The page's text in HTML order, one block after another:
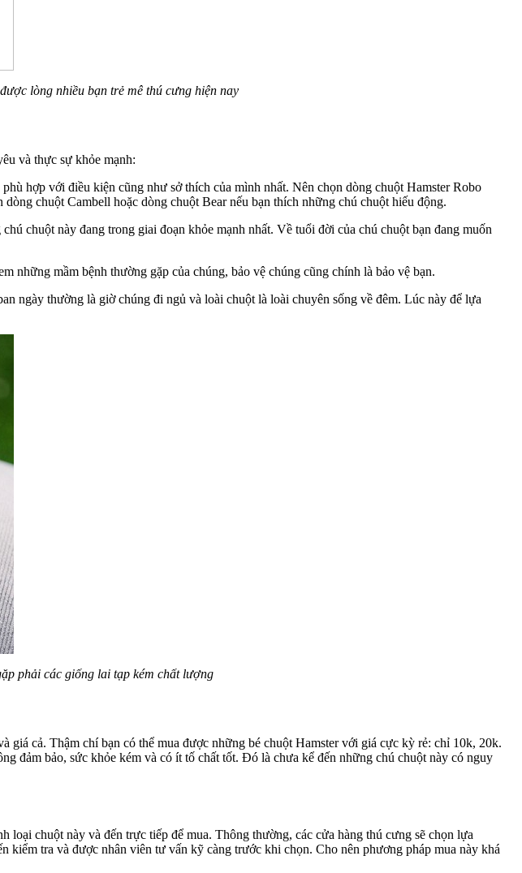
lòng nhiều bạn trẻ mê thú cưng hiện nay
và thực sự khỏe mạnh:
hợp với điều kiện cũng như sở thích của mình nhất. Nên chọn dòng chuột Hamster Robo
chuột Cambell hoặc dòng chuột Bear nếu bạn thích những chú chuột hiếu động.
chuột này đang trong giai đoạn khỏe mạnh nhất. Về tuổi đời của chú chuột bạn đang muốn
những mầm bệnh thường gặp của chúng, bảo vệ chúng cũng chính là bảo vệ bạn.
ngày thường là giờ chúng đi ngủ và loài chuột là loài chuyên sống về đêm. Lúc này để lựa
phải các giống lai tạp kém chất lượng
cả. Thậm chí bạn có thể mua được những bé chuột Hamster với giá cực kỳ rẻ: chỉ 10k, 20k.
đảm bảo, sức khỏe kém và có ít tố chất tốt. Đó là chưa kể đến những chú chuột này có nguy
chuột này và đến trực tiếp để mua. Thông thường, các cửa hàng thú cưng sẽ chọn lựa
kiểm tra và được nhân viên tư vấn kỹ càng trước khi chọn. Cho nên phương pháp mua này khá